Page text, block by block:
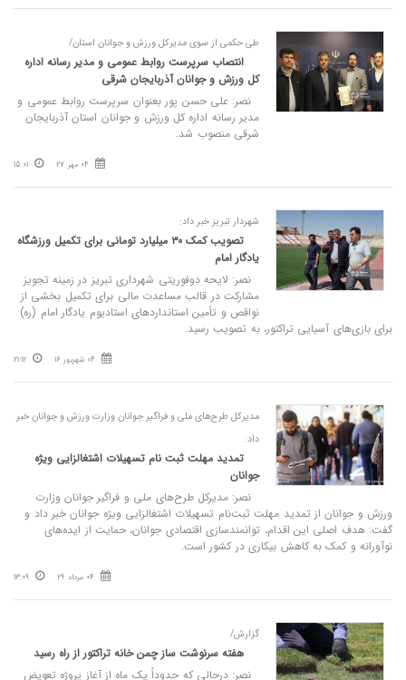
طی حکمی از سوی مدیرکل ورزش و جوانان استان/
انتصاب سرپرست روابط عمومی و مدیر رسانه اداره
کل ورزش و جوانان آذربایجان شرقی
نصر: علی حسن پور بعنوان سرپرست روابط عمومی و
مدیر رسانه اداره کل ورزش و جوانان استان آذربایجان
شرقی منصوب شد.
04 مهر 27 15:01
شهردار تبریز خبر داد:
تصویب کمک ۳۰ میلیارد تومانی برای تکمیل ورزشگاه
یادگار امام
نصر: لایحه دوفوریتی شهرداری تبریز در زمینه تجویز
مشارکت در قالب مساعدت مالی برای تکمیل بخشی از
نواقص و تأمین استانداردهای استادیوم یادگار امام (ره)
برای بازی‌های آسیایی تراکتور، به تصویب رسید.
04 شهریور 16 21:12
مدیرکل طرح‌های ملی و فراگیر جوانان وزارت ورزش و جوانان خبر
داد:
تمدید مهلت ثبت‌ نام تسهیلات اشتغالزایی ویژه
جوانان
نصر: مدیرکل طرح‌های ملی و فراگیر جوانان وزارت
ورزش و جوانان از تمدید مهلت ثبت‌نام تسهیلات اشتغالزایی ویژه جوانان خبر داد و
گفت: هدف اصلی این اقدام، توانمندسازی اقتصادی جوانان، حمایت از ایده‌های
نوآورانه و کمک به کاهش بیکاری در کشور است.
04 مرداد 29 13:09
گزارش/
هفته سرنوشت‌ ساز چمن خانه تراکتور از راه رسید
نصر: درحالی که حدوداً یک ماه از آغاز پروژه تعویض